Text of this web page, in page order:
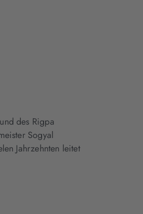
des Rigpa
Sogyal
Jahrzehnten leitet